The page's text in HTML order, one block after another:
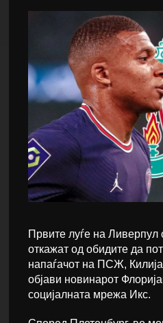
Првите луѓе на Ливерпул
откажат од обидите да
напаѓачот на ПСЖ,
објави новинарот
социјалната мрежа Икс.